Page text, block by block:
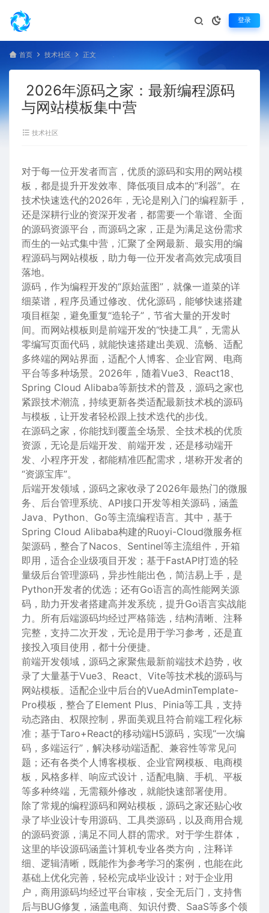
登录
首页 技术社区 正文
2026年源码之家：最新编程源码
与网站模板集中营
技术社区
对于每一位开发者而言，优质的源码和实用的网站模
板，都是提升开发效率、降低项目成本的“利器”。在
技术快速迭代的2026年，无论是刚入门的编程新手，
还是深耕行业的资深开发者，都需要一个靠谱、全面
的源码资源平台，而源码之家，正是为满足这份需求
而生的一站式集中营，汇聚了全网最新、最实用的编
程源码与网站模板，助力每一位开发者高效完成项目
落地。
源码，作为编程开发的“原始蓝图”，就像一道菜的详
细菜谱，程序员通过修改、优化源码，能够快速搭建
项目框架，避免重复“造轮子”，节省大量的开发时
间。而网站模板则是前端开发的“快捷工具”，无需从
零编写页面代码，就能快速搭建出美观、流畅、适配
多终端的网站界面，适配个人博客、企业官网、电商
平台等多种场景。2026年，随着Vue3、React18、
Spring Cloud Alibaba等新技术的普及，源码之家也
紧跟技术潮流，持续更新各类适配最新技术栈的源码
与模板，让开发者轻松跟上技术迭代的步伐。
在源码之家，你能找到覆盖全场景、全技术栈的优质
资源，无论是后端开发、前端开发，还是移动端开
发、小程序开发，都能精准匹配需求，堪称开发者的
“资源宝库”。
后端开发领域，源码之家收录了2026年最热门的微服
务、后台管理系统、API接口开发等相关源码，涵盖
Java、Python、Go等主流编程语言。其中，基于
Spring Cloud Alibaba构建的Ruoyi-Cloud微服务框
架源码，整合了Nacos、Sentinel等主流组件，开箱
即用，适合企业级项目开发；基于FastAPI打造的轻
量级后台管理源码，异步性能出色，简洁易上手，是
Python开发者的优选；还有Go语言的高性能网关源
码，助力开发者搭建高并发系统，提升Go语言实战能
力。所有后端源码均经过严格筛选，结构清晰、注释
完整，支持二次开发，无论是用于学习参考，还是直
接投入项目使用，都十分便捷。
前端开发领域，源码之家聚焦最新前端技术趋势，收
录了大量基于Vue3、React、Vite等技术栈的源码与
网站模板。适配企业中后台的VueAdminTemplate-
Pro模板，整合了Element Plus、Pinia等工具，支持
动态路由、权限控制，界面美观且符合前端工程化标
准；基于Taro+React的移动端H5源码，实现“一次编
码，多端运行”，解决移动端适配、兼容性等常见问
题；还有各类个人博客模板、企业官网模板、电商模
板，风格多样、响应式设计，适配电脑、手机、平板
等多种终端，无需额外修改，就能快速部署使用。
除了常规的编程源码和网站模板，源码之家还贴心收
录了毕业设计专用源码、工具类源码，以及商用合规
的源码资源，满足不同人群的需求。对于学生群体，
这里的毕设源码涵盖计算机专业各类方向，注释详
细、逻辑清晰，既能作为参考学习的案例，也能在此
基础上优化完善，轻松完成毕业设计；对于企业用
户，商用源码均经过平台审核，安全无后门，支持售
后与BUG修复，涵盖电商、知识付费、SaaS等多个领